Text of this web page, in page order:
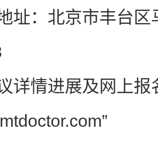
址：北京市丰台
详情进展及网上报